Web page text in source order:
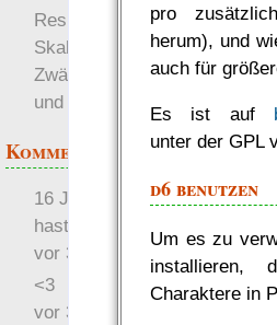
pro
herum), und
auch für
Es ist auf
unter der GPL
d6 benutzen
Um es zu
installieren,
Charaktere in
Resilienz und
Skalierung: Statistische
Zwänge im Rollenspiel-
und Kampagnendesign
Kommentare
16 Jahre später: mist, du
hast Recht …
vor 31 Wochen 4 Tage
<3
vor 34 Wochen 6 Tage